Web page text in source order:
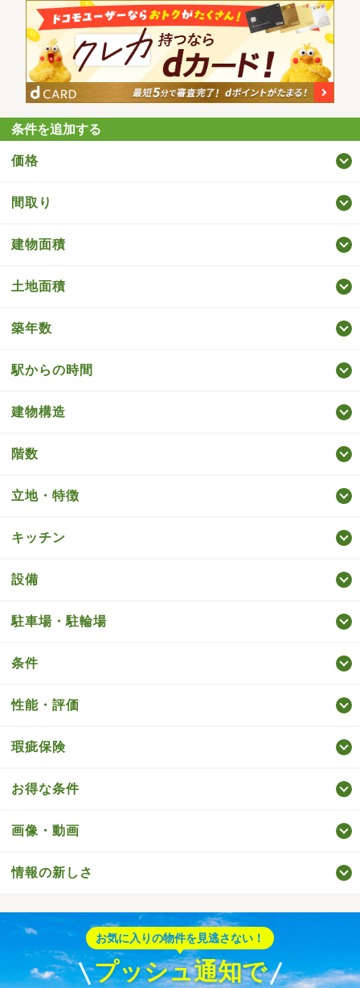
条件を追加する
価格
間取り
建物面積
土地面積
築年数
駅からの時間
建物構造
階数
立地・特徴
キッチン
設備
駐車場・駐輪場
条件
性能・評価
瑕疵保険
お得な条件
画像・動画
情報の新しさ
お気に入りの物件を見逃さない！
プッシュ通知で